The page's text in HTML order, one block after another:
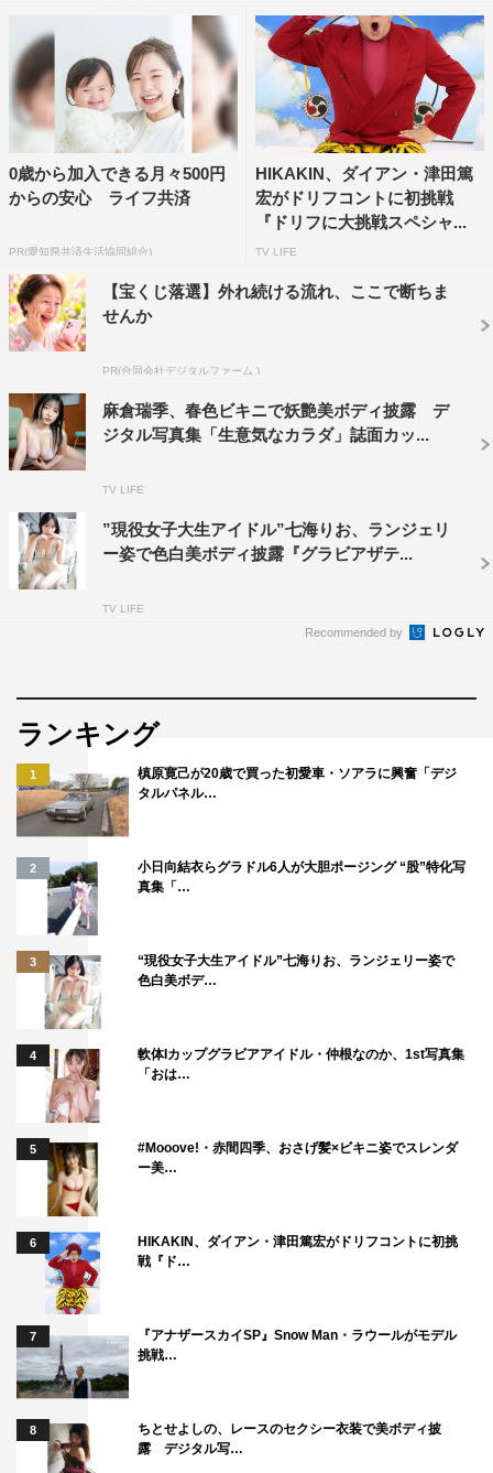
0歳から加入できる月々500円
からの安心 ライフ共済
PR(愛知県共済生活協同組合)
HIKAKIN、ダイアン・津田篤
宏がドリフコントに初挑戦
『ドリフに大挑戦スペシャ...
TV LIFE
【宝くじ落選】外れ続ける流れ、ここで断ちま
せんか
PR(合同会社デジタルファーム )
麻倉瑞季、春色ビキニで妖艶美ボディ披露 デ
ジタル写真集「生意気なカラダ」誌面カッ...
TV LIFE
”現役女子大生アイドル”七海りお、ランジェリ
ー姿で色白美ボディ披露『グラビアザテ...
TV LIFE
Recommended by
ランキング
1
槙原寛己が20歳で買った初愛車・ソアラに興奮「デジ
タルパネル…
2
小日向結衣らグラドル6人が大胆ポージング “股”特化写
真集「…
3
“現役女子大生アイドル”七海りお、ランジェリー姿で
色白美ボデ…
4
軟体Iカップグラビアアイドル・仲根なのか、1st写真集
「おは…
5
#Mooove!・赤間四季、おさげ髪×ビキニ姿でスレンダ
ー美…
6
HIKAKIN、ダイアン・津田篤宏がドリフコントに初挑
戦『ド…
7
『アナザースカイSP』Snow Man・ラウールがモデル
挑戦…
8
ちとせよしの、レースのセクシー衣装で美ボディ披
露 デジタル写…